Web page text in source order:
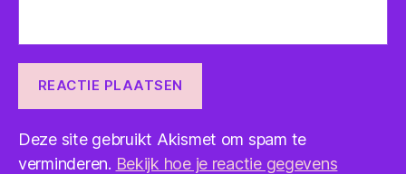
Deze site gebruikt Akismet om spam te
verminderen. Bekijk hoe je reactie gegevens